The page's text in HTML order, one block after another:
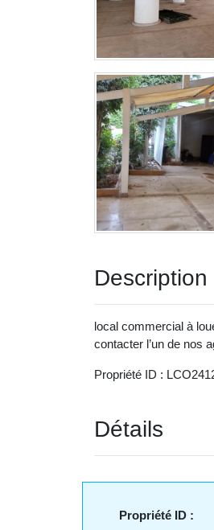
Description
local commercial à
contacter l’un de nos
Propriété ID :
Détails
Propriété ID :